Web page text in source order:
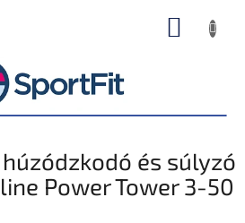
KOSÁR
és súlyzó
Power Tower 3-50